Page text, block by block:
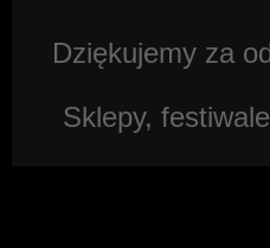
Dziękujemy za
Sklepy,